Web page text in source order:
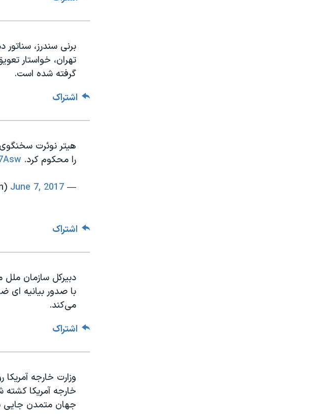
برنی سندرز، سناتور
تهران، خواستار
گرفته شده است.
اشتراک
هیتر نوئرت
را محکوم کرد.
— VOA Farsi (@VOAIran)
June 7, 2017
اشتراک
دبیرکل سازمان ملل
با صدور بیانیه ای
می‌کند.
اشتراک
وزارت خارجه
خارجه آمریکا کشته
جهان متمدن جایی